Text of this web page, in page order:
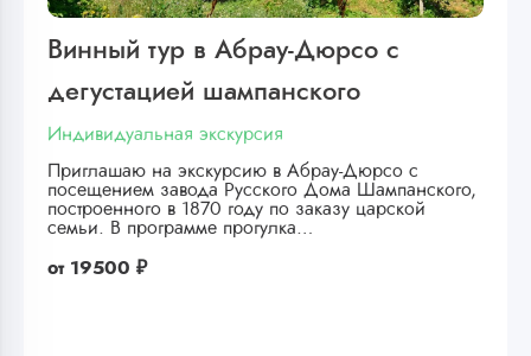
Винный тур в Абрау-Дюрсо с
дегустацией шампанского
Индивидуальная экскурсия
Приглашаю на экскурсию в Абрау-Дюрсо с
посещением завода Русского Дома Шампанского,
построенного в 1870 году по заказу царской
семьи. В программе прогулка…
от 19500 ₽